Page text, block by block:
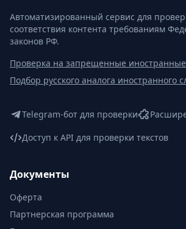
Автоматизированный сервис для
соответствия контента требованиям
законов РФ.
Проверка на запрещенные иностранные
Подбор русского аналога иностранного
Telegram-бот для проверки
Доступ к API для проверки текстов
Документы
Оферта
Партнерская программа